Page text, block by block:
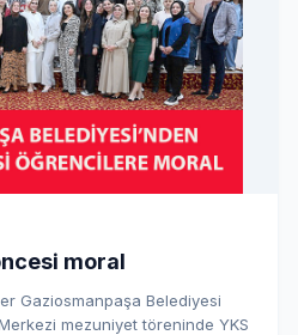
moral
Gaziosmanpaşa Belediyesi
mezuniyet töreninde YKS